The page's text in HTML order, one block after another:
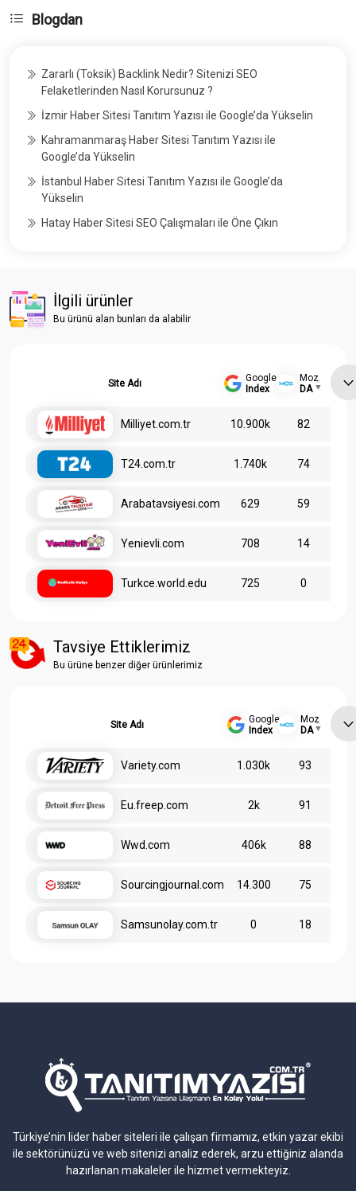
Blogdan
Zararlı (Toksik) Backlink Nedir? Sitenizi SEO
Felaketlerinden Nasıl Korursunuz ?
İzmir Haber Sitesi Tanıtım Yazısı ile Google’da Yükselin
Kahramanmaraş Haber Sitesi Tanıtım Yazısı ile
Google’da Yükselin
İstanbul Haber Sitesi Tanıtım Yazısı ile Google’da
Yükselin
Hatay Haber Sitesi SEO Çalışmaları ile Öne Çıkın
İlgili ürünler
Bu ürünü alan bunları da alabilir
Site Adı
Google
Index
Moz
DA
Milliyet.com.tr 10.900k 82
T24.com.tr 1.740k 74
Arabatavsiyesi.com 629 59
Yenievli.com 708 14
Turkce.world.edu 725 0
Tavsiye Ettiklerimiz
Bu ürüne benzer diğer ürünlerimiz
Site Adı
Google
Index
Moz
DA
Variety.com 1.030k 93
Eu.freep.com 2k 91
Wwd.com 406k 88
Sourcingjournal.com 14.300 75
Samsunolay.com.tr 0 18
Türkiye’nin lider haber siteleri ile çalışan firmamız, etkin yazar ekibi
ile sektörünüzü ve web sitenizi analiz ederek, arzu ettiğiniz alanda
hazırlanan makaleler ile hizmet vermekteyiz.